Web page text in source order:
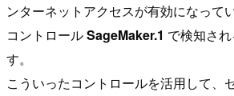
ンターネットアクセスが有効になって
コントロールSageMaker.1 で検知さ
す。
こういったコントロールを活用して、